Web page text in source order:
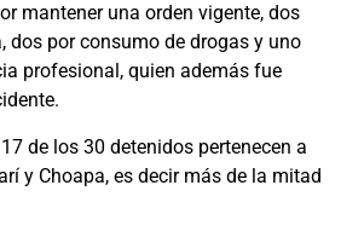
mantener una orden vigente, dos
dos por consumo de drogas y uno
profesional, quien además fue
de los 30 detenidos pertenecen a
y Choapa, es decir más de la mitad